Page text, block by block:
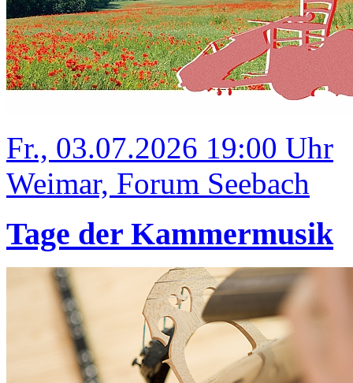
Fr., 03.07.2026 19:00 Uhr
Weimar, Forum Seebach
Tage der Kammermusik